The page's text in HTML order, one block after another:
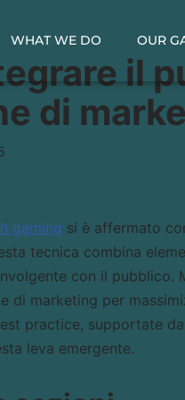
WHAT WE DO OUR
il
di
gaming si è affermato
tecnica combina
con il pubblico.
di marketing per
practice, supportate
leva emergente.